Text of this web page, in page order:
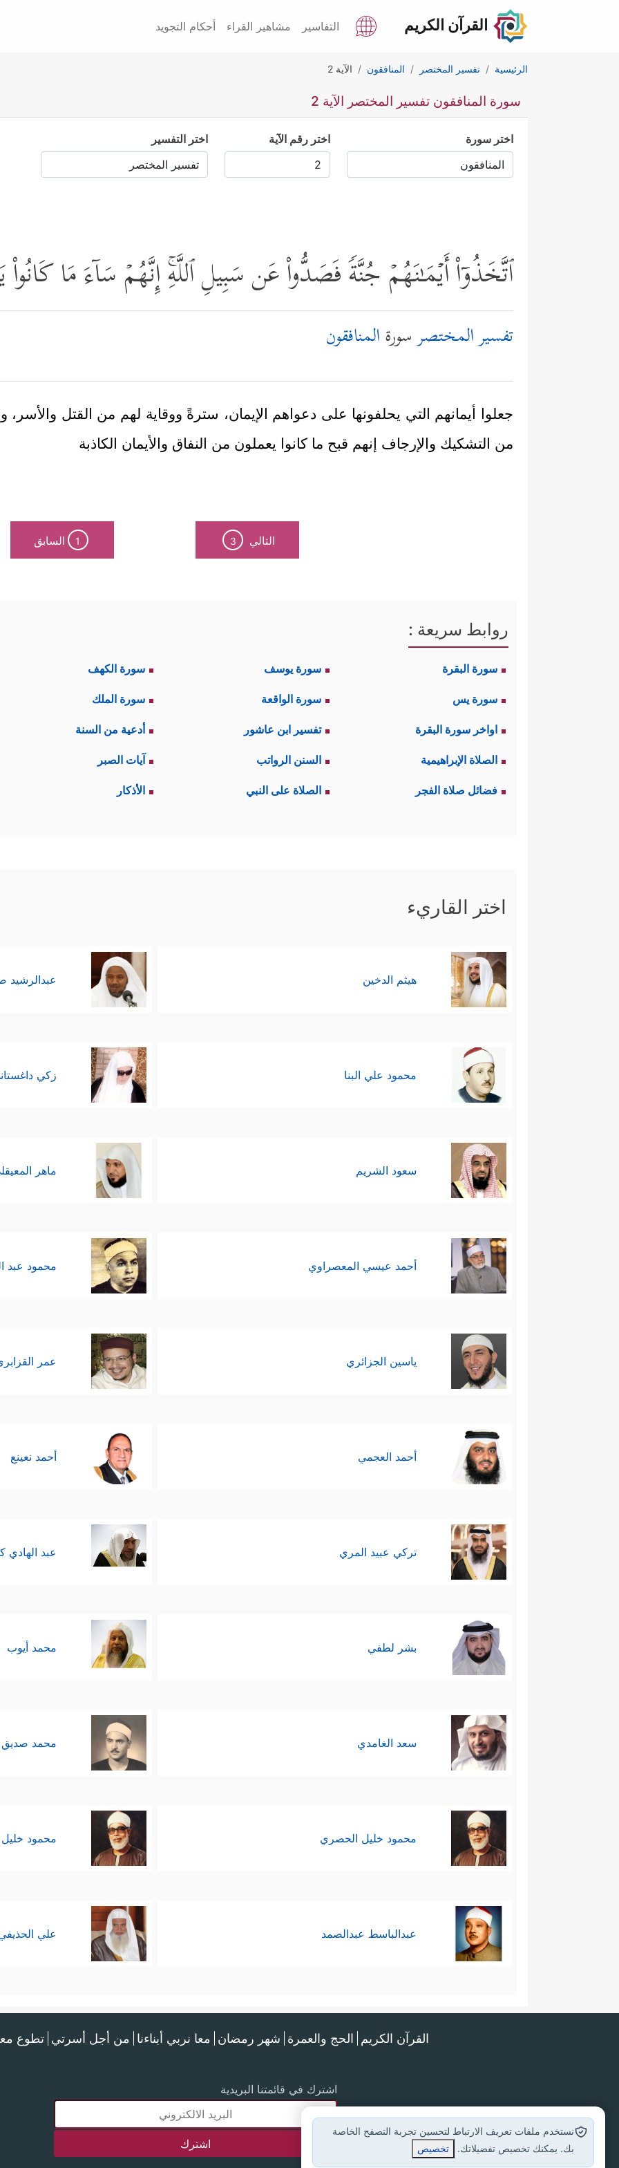
القرآن الكريم التفاسير مشاهير القراء أحكام التجويد
الرئيسية تفسير المختصر المنافقون الآية 2
سورة المنافقون تفسير المختصر الآية 2
اختر سورة اختر رقم الآية اختر التفسير
ٱتَّخَذُوۤاْ أَیۡمَـٰنَهُمۡ جُنَّةࣰ فَصَدُّواْ عَن سَبِیلِ ٱللَّهِۚ إِنَّهُمۡ سَاۤءَ مَا
تفسير المختصرسورةالمنافقون
جعلوا أيمانهم التي يحلفونها على دعواهم الإيمان، سترةً ووقاية لهم من القتل والأسر،
من التشكيك والإرجاف إنهم قبح ما كانوا يعملون من النفاق والأيمان الكاذبة
التالي 3
1 السابق
روابط سريعة :
سورة البقرة سورة يوسف سورة الكهف
سورة يس سورة الواقعة سورة الملك
اواخر سورة البقرة تفسير ابن عاشور أدعية من السنة
الصلاة الإبراهيمية السنن الرواتب آيات الصبر
فضائل صلاة الفجر الصلاة على النبي الأذكار
اختر القاريء
هيثم الدخين عبدالرشيد
محمود علي البنا زكي
سعود الشريم ماهر
أحمد عيسي المعصراوي محمود عبد
ياسين الجزائري عمر
أحمد العجمي أحمد نعينع
تركي عبيد المري عبد الهادي
بشر لطفي محمد أيوب
سعد الغامدي محمد صديق
محمود خليل الحصري محمود
عبدالباسط عبدالصمد علي
القرآن الكريم الحج والعمرة شهر رمضان معا نربي أبناءنا من أجل أسرتي تطوع
اشترك في قائمتنا البريدية
نستخدم ملفات تعريف الارتباط لتحسين تجربة التصفح الخاصة
بك. يمكنك تخصيص تفضيلاتك.
تخصيص